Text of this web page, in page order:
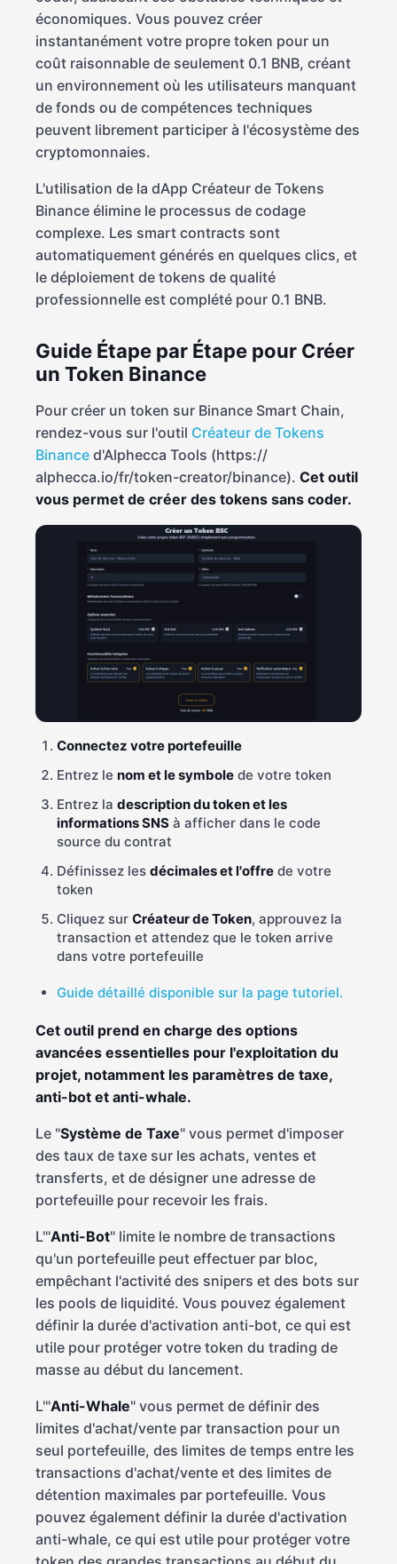
économiques. Vous pouvez créer
instantanément votre propre token pour un
coût raisonnable de seulement 0.1 BNB, créant
un environnement où les utilisateurs manquant
de fonds ou de compétences techniques
peuvent librement participer à l'écosystème des
cryptomonnaies.
L'utilisation de la dApp Créateur de Tokens
Binance élimine le processus de codage
complexe. Les smart contracts sont
automatiquement générés en quelques clics, et
le déploiement de tokens de qualité
professionnelle est complété pour 0.1 BNB.
Guide Étape par Étape pour Créer
un Token Binance
Pour créer un token sur Binance Smart Chain,
rendez-vous sur l'outil Créateur de Tokens
Binance d'Alphecca Tools (https://
alphecca.io/fr/token-creator/binance). Cet outil
vous permet de créer des tokens sans coder.
Connectez votre portefeuille
Entrez le nom et le symbole de votre token
Entrez la description du token et les
informations SNS à afficher dans le code
source du contrat
Définissez les décimales et l'offre de votre
token
Cliquez sur Créateur de Token, approuvez la
transaction et attendez que le token arrive
dans votre portefeuille
Guide détaillé disponible sur la page tutoriel.
Cet outil prend en charge des options
avancées essentielles pour l'exploitation du
projet, notamment les paramètres de taxe,
anti-bot et anti-whale.
Le "Système de Taxe" vous permet d'imposer
des taux de taxe sur les achats, ventes et
transferts, et de désigner une adresse de
portefeuille pour recevoir les frais.
L'"Anti-Bot" limite le nombre de transactions
qu'un portefeuille peut effectuer par bloc,
empêchant l'activité des snipers et des bots sur
les pools de liquidité. Vous pouvez également
définir la durée d'activation anti-bot, ce qui est
utile pour protéger votre token du trading de
masse au début du lancement.
L'"Anti-Whale" vous permet de définir des
limites d'achat/vente par transaction pour un
seul portefeuille, des limites de temps entre les
transactions d'achat/vente et des limites de
détention maximales par portefeuille. Vous
pouvez également définir la durée d'activation
anti-whale, ce qui est utile pour protéger votre